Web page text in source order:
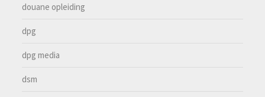
douane opleiding
dpg
dpg media
dsm